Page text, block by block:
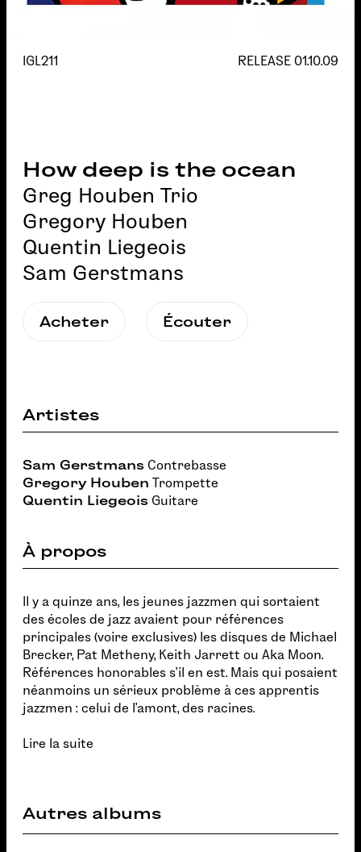
IGL211 RELEASE 01.10.09
How deep is the ocean
Greg Houben Trio
Gregory Houben
Quentin Liegeois
Sam Gerstmans
Acheter Écouter
Artistes
Sam Gerstmans Contrebasse
Gregory Houben Trompette
Quentin Liegeois Guitare
À propos
Il y a quinze ans, les jeunes jazzmen qui sortaient
des écoles de jazz avaient pour références
principales (voire exclusives) les disques de Michael
Brecker, Pat Metheny, Keith Jarrett ou Aka Moon.
Références honorables s'il en est. Mais qui posaient
néanmoins un sérieux problème à ces apprentis
jazzmen : celui de l'amont, des racines.
Lire la suite
Autres albums